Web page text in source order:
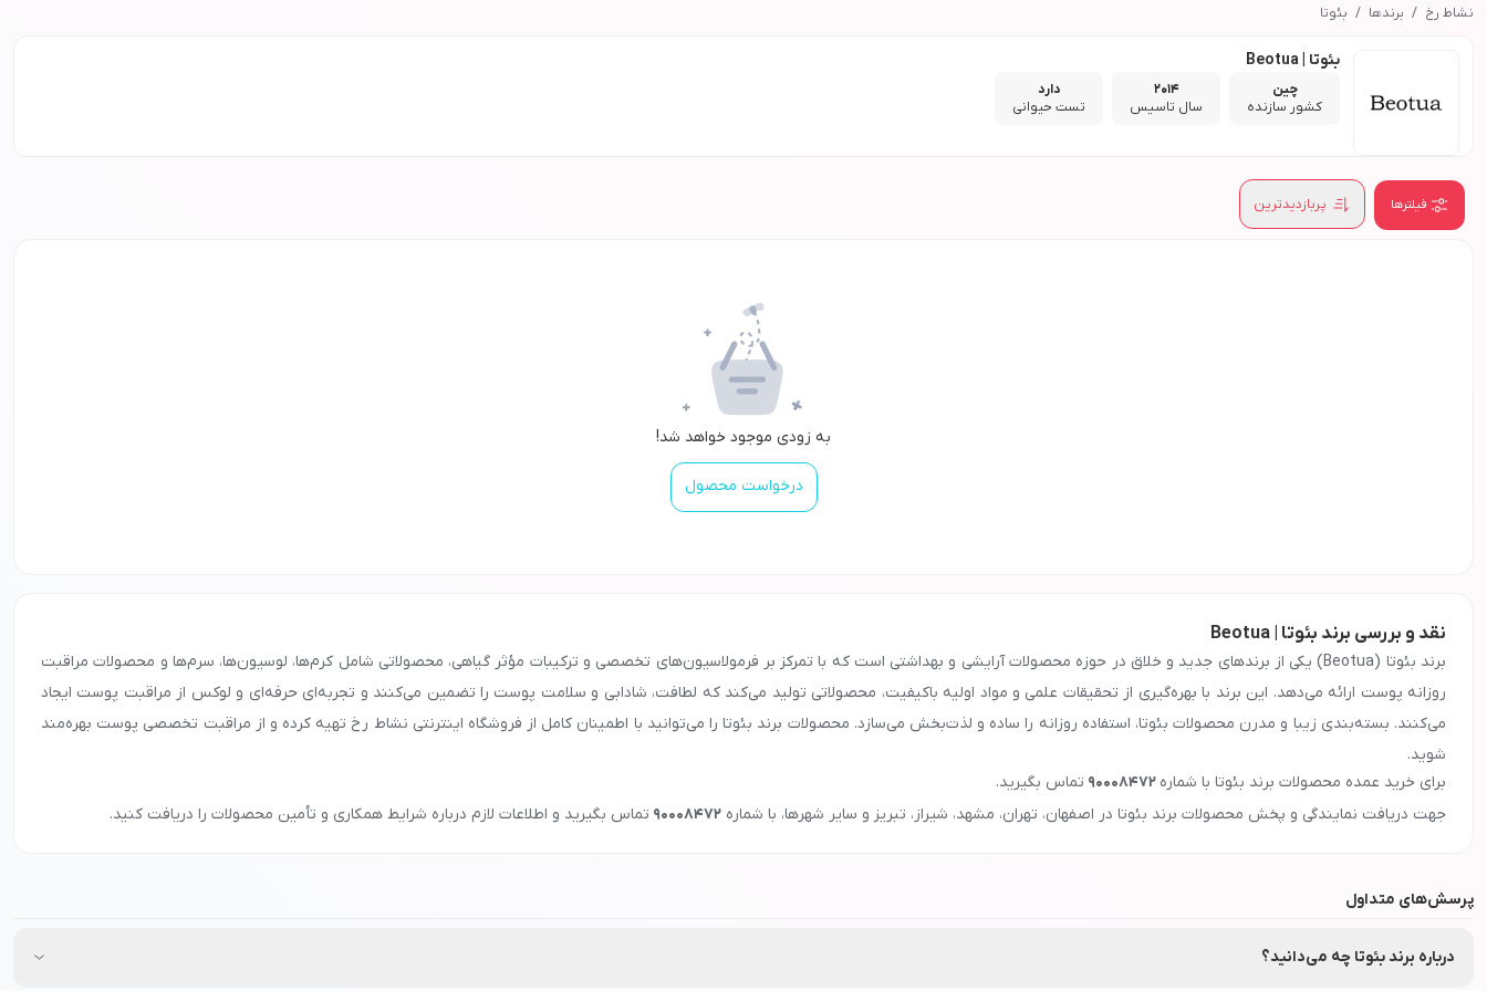
نشاط رخ برندها بئوتا
بئوتا | Beotua
چین
کشور سازنده
2014
سال تاسیس
دارد
تست حیوانی
فیلترها پربازدیدترین
به زودی موجود خواهد شد!
درخواست محصول
نقد و بررسی برند بئوتا | Beotua
برند بئوتا (Beotua) یکی از برندهای جدید و خلاق در حوزه محصولات آرایشی و بهداشتی است که با تمرکز بر فرمولاسیون‌های تخصصی و ترکیبات مؤثر گیاهی، محصولاتی شامل کرم‌ها، لوسیون‌ها، سرم‌ها و محصولات مراقبت
روزانه پوست ارائه می‌دهد. این برند با بهره‌گیری از تحقیقات علمی و مواد اولیه باکیفیت، محصولاتی تولید می‌کند که لطافت، شادابی و سلامت پوست را تضمین می‌کنند و تجربه‌ای حرفه‌ای و لوکس از مراقبت پوست ایجاد
می‌کنند. بسته‌بندی زیبا و مدرن محصولات بئوتا، استفاده روزانه را ساده و لذت‌بخش می‌سازد. محصولات برند بئوتا را می‌توانید با اطمینان کامل از فروشگاه اینترنتی نشاط رخ تهیه کرده و از مراقبت تخصصی پوست بهره‌مند
شوید.
معرفی و ویژگی‌های برندبئوتا
برای خرید عمده محصولات برند بئوتا با شماره 90008472 تماس بگیرید.
جهت دریافت نمایندگی و پخش محصولات برند بئوتا در اصفهان، تهران، مشهد، شیراز، تبریز و سایر شهرها، با شماره 90008472 تماس بگیرید و اطلاعات لازم درباره شرایط همکاری و تأمین محصولات را دریافت کنید.
پرسش‌های متداول
درباره برند بئوتا چه می‌دانید؟